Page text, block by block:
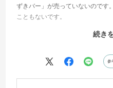
ずきバー」が売っていないのです
こともないです。
続き
参